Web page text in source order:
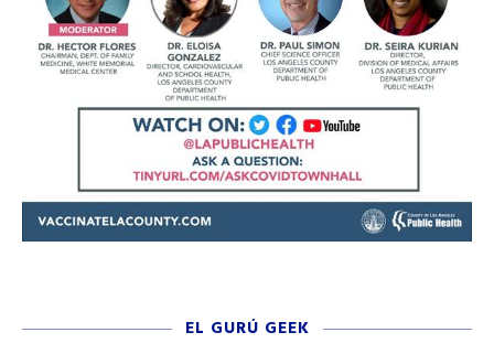
EL GURÚ GEEK